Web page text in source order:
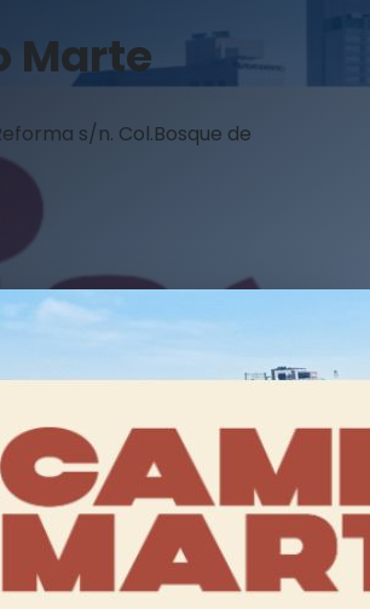
Marte
s/n. Col.Bosque de